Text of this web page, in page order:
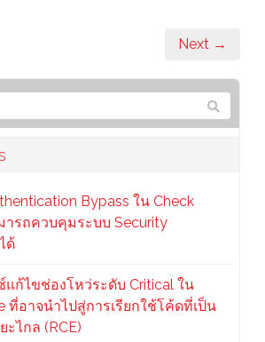
Next →
Bypass ใน Check
ารถควบคุมระบบ Security
ด้
แก้ไขช่องโหว่ระดับ Critical ใน
ที่อาจนำไปสู่การเรียกใช้โค้ดที่เป็น
ะไกล (RCE)